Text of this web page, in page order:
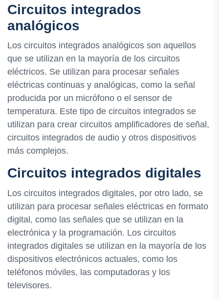
Circuitos integrados
analógicos
Los circuitos integrados analógicos son aquellos
que se utilizan en la mayoría de los circuitos
eléctricos. Se utilizan para procesar señales
eléctricas continuas y analógicas, como la señal
producida por un micrófono o el sensor de
temperatura. Este tipo de circuitos integrados se
utilizan para crear circuitos amplificadores de señal,
circuitos integrados de audio y otros dispositivos
más complejos.
Circuitos integrados digitales
Los circuitos integrados digitales, por otro lado, se
utilizan para procesar señales eléctricas en formato
digital, como las señales que se utilizan en la
electrónica y la programación. Los circuitos
integrados digitales se utilizan en la mayoría de los
dispositivos electrónicos actuales, como los
teléfonos móviles, las computadoras y los
televisores.